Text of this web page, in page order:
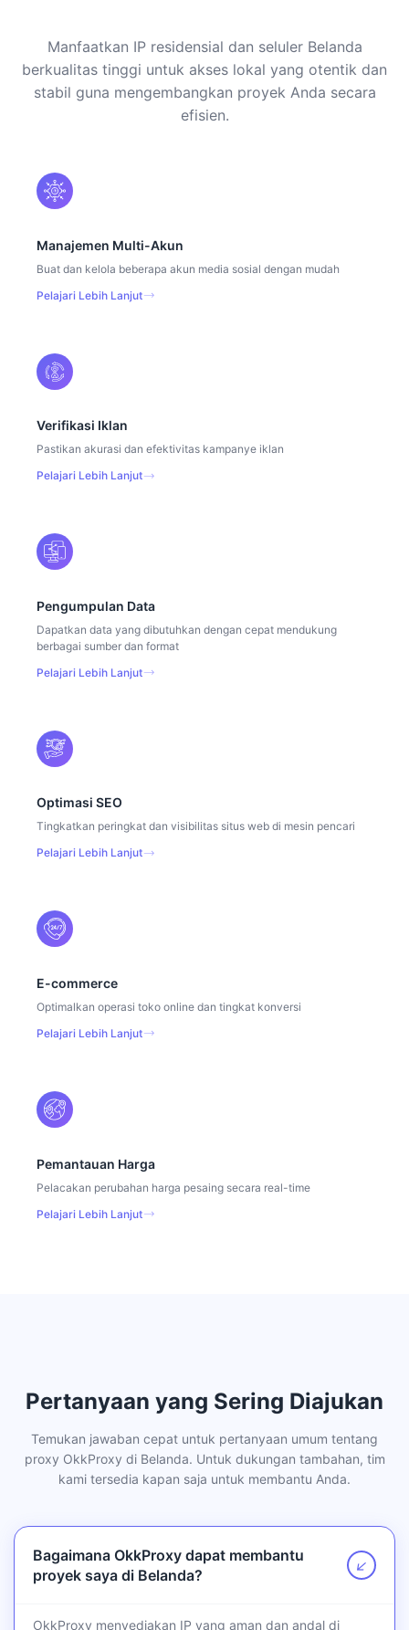
Manfaatkan IP residensial dan seluler Belanda
berkualitas tinggi untuk akses lokal yang otentik dan
stabil guna mengembangkan proyek Anda secara
efisien.
Manajemen Multi-Akun
Buat dan kelola beberapa akun media sosial dengan mudah
Pelajari Lebih Lanjut
Verifikasi Iklan
Pastikan akurasi dan efektivitas kampanye iklan
Pelajari Lebih Lanjut
Pengumpulan Data
Dapatkan data yang dibutuhkan dengan cepat mendukung
berbagai sumber dan format
Pelajari Lebih Lanjut
Optimasi SEO
Tingkatkan peringkat dan visibilitas situs web di mesin pencari
Pelajari Lebih Lanjut
E-commerce
Optimalkan operasi toko online dan tingkat konversi
Pelajari Lebih Lanjut
Pemantauan Harga
Pelacakan perubahan harga pesaing secara real-time
Pelajari Lebih Lanjut
Pertanyaan yang Sering Diajukan
Temukan jawaban cepat untuk pertanyaan umum tentang
proxy OkkProxy di Belanda. Untuk dukungan tambahan, tim
kami tersedia kapan saja untuk membantu Anda.
Bagaimana OkkProxy dapat membantu
proyek saya di Belanda?
↗
OkkProxy menyediakan IP yang aman dan andal di